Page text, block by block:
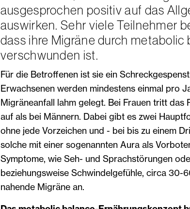
ausgesprochen positiv auf das
auswirken. Sehr viele Teilnehmer
dass ihre Migräne durch metabolic
verschwunden ist.
Für die Betroffenen ist sie ein
Erwachsenen werden mindestens einmal pro
Migräneanfall lahm gelegt. Bei Frauen tritt das
auf als bei Männern. Dabei gibt es zwei
ohne jede Vorzeichen und - bei bis zu einem
solche mit einer sogenannten Aura als
Symptome, wie Seh- und Sprachstörungen
beziehungsweise Schwindelgefühle, circa 30-
nahende Migräne an.